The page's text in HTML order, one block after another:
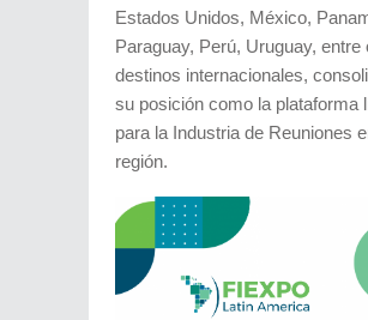
Estados Unidos, México,
Paraguay, Perú, Uruguay, entre
destinos internacionales,
su posición como la plataforma
para la Industria de Reuniones
región.